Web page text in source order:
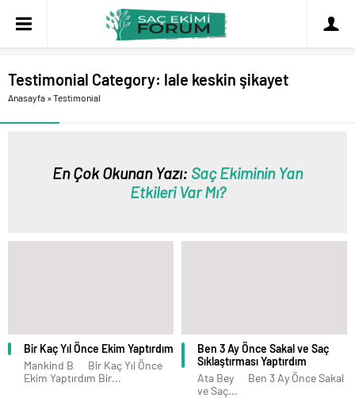
Testimonial Category: lale keskin şikayet
Anasayfa »Testimonial
En Çok Okunan Yazı: Saç Ekiminin Yan
Etkileri Var Mı?
Bir Kaç Yıl Önce Ekim Yaptırdım
Mankind B Bir Kaç Yıl Önce
Ekim Yaptırdım Bir...
Ben 3 Ay Önce Sakal ve Saç
Sıklaştırması Yaptırdım
Ata Bey Ben 3 Ay Önce Sakal
ve Saç...